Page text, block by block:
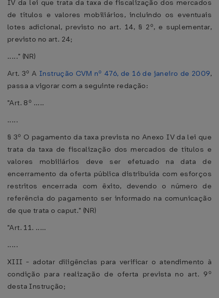
IV da lei que trata da taxa de fiscalização dos mercados
de títulos e valores mobiliários, incluindo os eventuais
lotes adicional, previsto no art. 14, § 2º, e suplementar,
previsto no art. 24;
....." (NR)
Art. 3º A Instrução CVM nº 476, de 16 de janeiro de 2009,
passa a vigorar com a seguinte redação:
"Art. 8º .....
.....
§ 3º O pagamento da taxa prevista no Anexo IV da lei que
trata da taxa de fiscalização dos mercados de títulos e
valores mobiliários deve ser efetuado na data de
encerramento da oferta pública distribuída com esforços
restritos encerrada com êxito, devendo o número de
referência do pagamento ser informado na comunicação
de que trata o caput." (NR)
"Art. 11. .....
.....
XIII - adotar diligências para verificar o atendimento à
condição para realização de oferta prevista no art. 9º
desta Instrução;